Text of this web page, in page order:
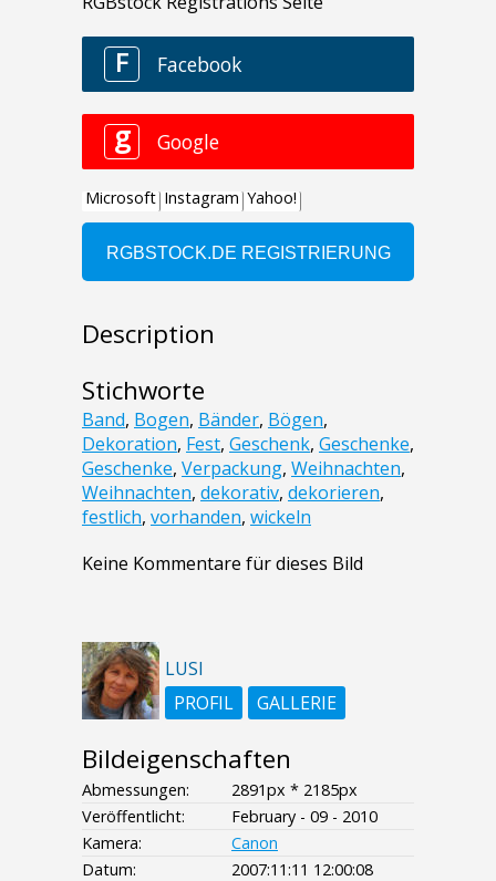
Description
Stichworte
Band, Bogen, Bänder, Bögen,
Dekoration, Fest, Geschenk, Geschenke,
Geschenke, Verpackung, Weihnachten,
Weihnachten, dekorativ, dekorieren,
festlich, vorhanden, wickeln
Keine Kommentare für dieses Bild
LUSI
PROFIL
GALLERIE
Bildeigenschaften
Abmessungen:
2891px * 2185px
Veröffentlicht:
February - 09 - 2010
Kamera:
Canon
Datum:
2007:11:11 12:00:08